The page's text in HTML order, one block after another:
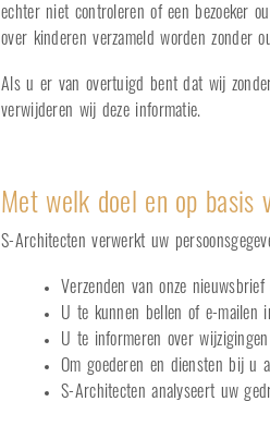
echter niet controleren of een bezoeker
over kinderen verzameld worden zonder
Als u er van overtuigd bent dat wij
verwijderen wij deze informatie.
Met welk doel en op basis
S-Architecten verwerkt uw
Verzenden van onze
U te kunnen bellen of e-mailen
U te informeren over
Om goederen en diensten bij u
S-Architecten analyseert uw